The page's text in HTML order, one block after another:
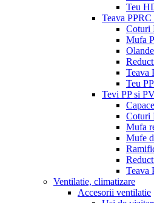
Teu
Teava PPRC
Coturi
Mufa
Teava
Teu
Tevi PP si
Capace
Coturi
Mufa
Mufe
Teava
Ventilatie, climatizare
Accesorii ventilatie